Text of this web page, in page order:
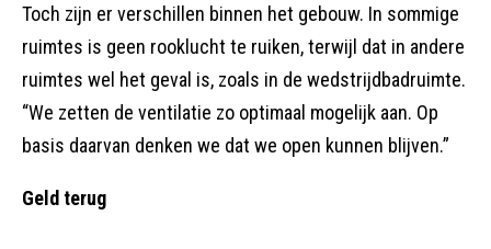
Toch zijn er verschillen binnen het gebouw. In sommige
ruimtes is geen rooklucht te ruiken, terwijl dat in andere
ruimtes wel het geval is, zoals in de wedstrijdbadruimte.
“We zetten de ventilatie zo optimaal mogelijk aan. Op
basis daarvan denken we dat we open kunnen blijven.”
Geld terug